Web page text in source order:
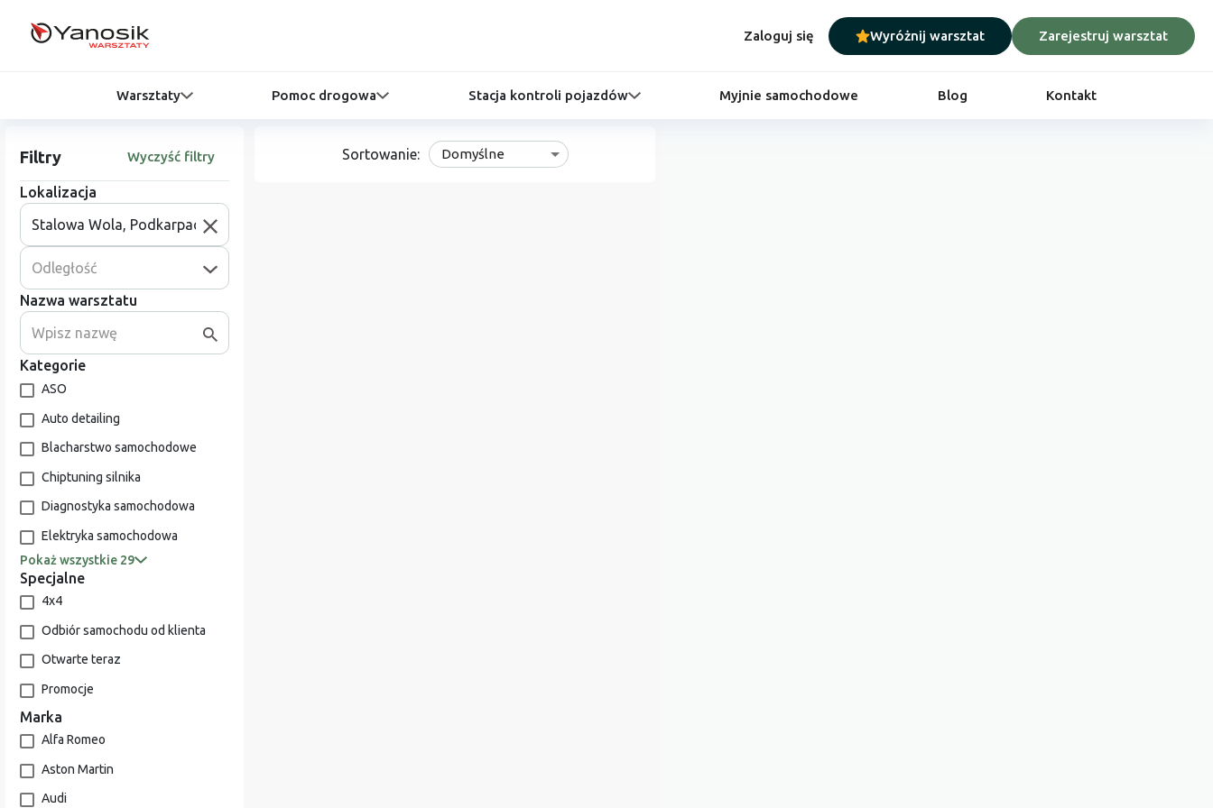
Zaloguj się Wyróżnij warsztat Zarejestruj warsztat
Warsztaty Pomoc drogowa Stacja kontroli pojazdów Myjnie samochodowe Blog Kontakt
Filtry Wyczyść filtry
Lokalizacja
Odległość
Nazwa warsztatu
Kategorie
ASO
Auto detailing
Blacharstwo samochodowe
Chiptuning silnika
Diagnostyka samochodowa
Elektryka samochodowa
Pokaż wszystkie 29
Specjalne
4x4
Odbiór samochodu od klienta
Otwarte teraz
Promocje
Marka
Alfa Romeo
Aston Martin
Audi
Sortowanie: Domyślne